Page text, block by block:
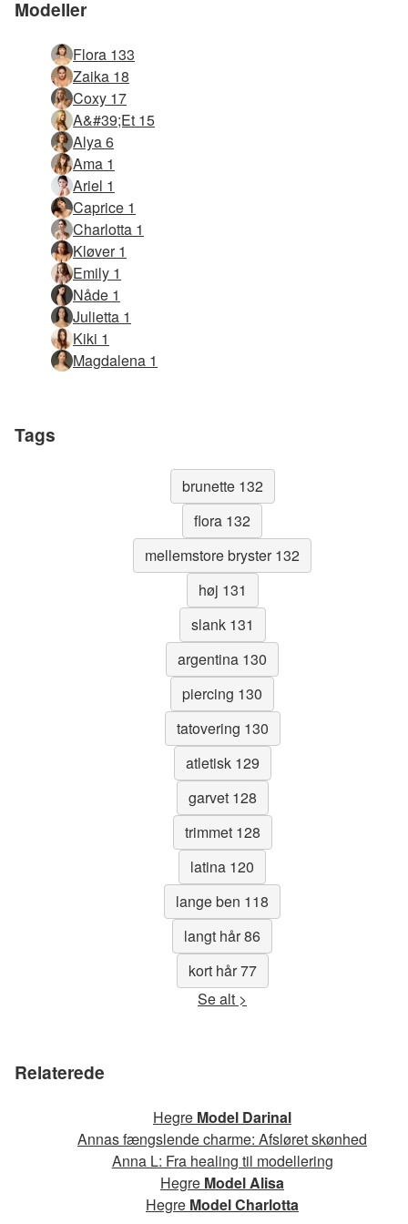
Modeller
Flora 133
Zaika 18
Coxy 17
A&#39;et 15
Alya 6
Ama 1
Ariel 1
Caprice 1
Charlotta 1
Kløver 1
Emily 1
Nåde 1
Julietta 1
Kiki 1
Magdalena 1
Tags
brunette 132
flora 132
mellemstore bryster 132
høj 131
slank 131
argentina 130
piercing 130
tatovering 130
atletisk 129
garvet 128
trimmet 128
latina 120
lange ben 118
langt hår 86
kort hår 77
Se alt >
Relaterede
Hegre Model Darinal
Annas fængslende charme: Afsløret skønhed
Anna L: Fra healing til modellering
Hegre Model Alisa
Hegre Model Charlotta